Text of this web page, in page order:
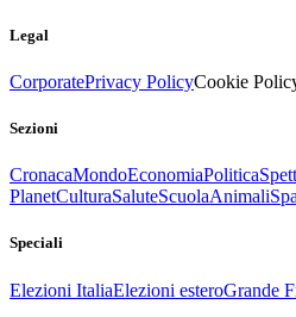
Legal
CorporatePrivacy PolicyCookie
Sezioni
CronacaMondoEconomiaPolitica
PlanetCulturaSaluteScuolaAnimali
Speciali
Elezioni ItaliaElezioni esteroGrande